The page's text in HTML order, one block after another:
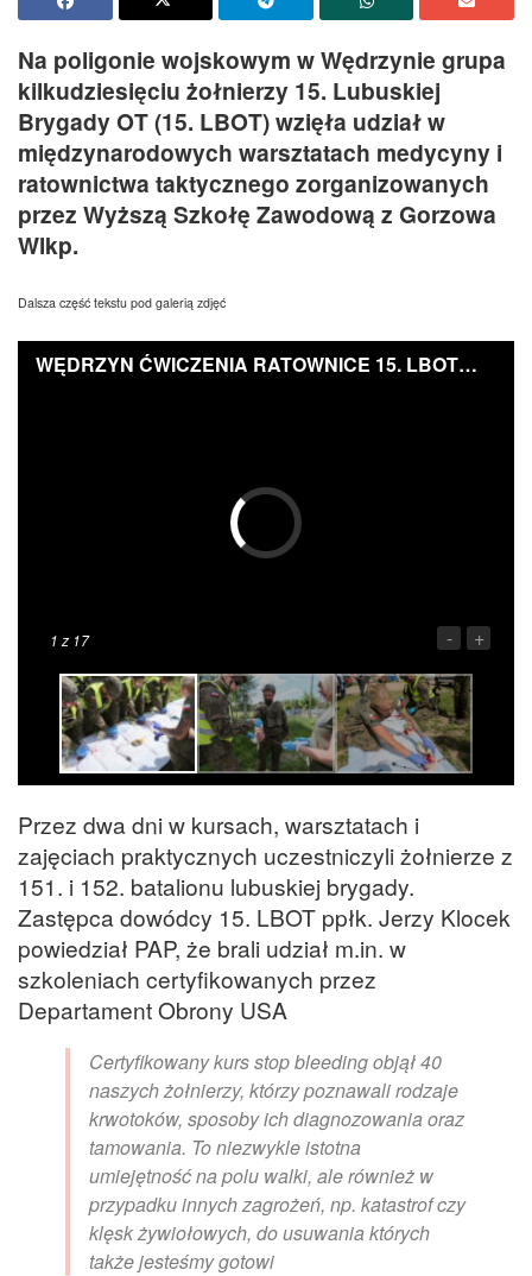
Na poligonie wojskowym w Wędrzynie grupa
kilkudziesięciu żołnierzy 15. Lubuskiej
Brygady OT (15. LBOT) wzięła udział w
międzynarodowych warsztatach medycyny i
ratownictwa taktycznego zorganizowanych
przez Wyższą Szkołę Zawodową z Gorzowa
Wlkp.
Dalsza część tekstu pod galerią zdjęć
WĘDRZYN ĆWICZENIA RATOWNICE 15. LBOT/Fot. PAP/Lech Muszyński
1z 17 - +
Przez dwa dni w kursach, warsztatach i
zajęciach praktycznych uczestniczyli żołnierze z
151. i 152. batalionu lubuskiej brygady.
Zastępca dowódcy 15. LBOT ppłk. Jerzy Klocek
powiedział PAP, że brali udział m.in. w
szkoleniach certyfikowanych przez
Departament Obrony USA
Certyfikowany kurs stop bleeding objął 40
naszych żołnierzy, którzy poznawali rodzaje
krwotoków, sposoby ich diagnozowania oraz
tamowania. To niezwykle istotna
umiejętność na polu walki, ale również w
przypadku innych zagrożeń, np. katastrof czy
klęsk żywiołowych, do usuwania których
także jesteśmy gotowi